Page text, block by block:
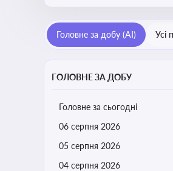
Головне за добу (AI) Усі
ГОЛОВНЕ ЗА ДОБУ
Головне за сьогодні
06 серпня 2026
05 серпня 2026
04 серпня 2026